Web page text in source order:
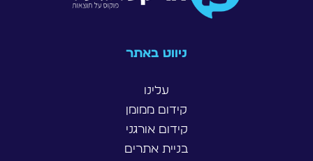
ניווט באתר
עלינו
קידום ממומן
קידום אורגני
בניית אתרים